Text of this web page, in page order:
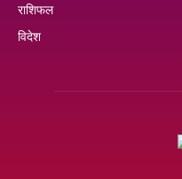
राशिफल
विदेश